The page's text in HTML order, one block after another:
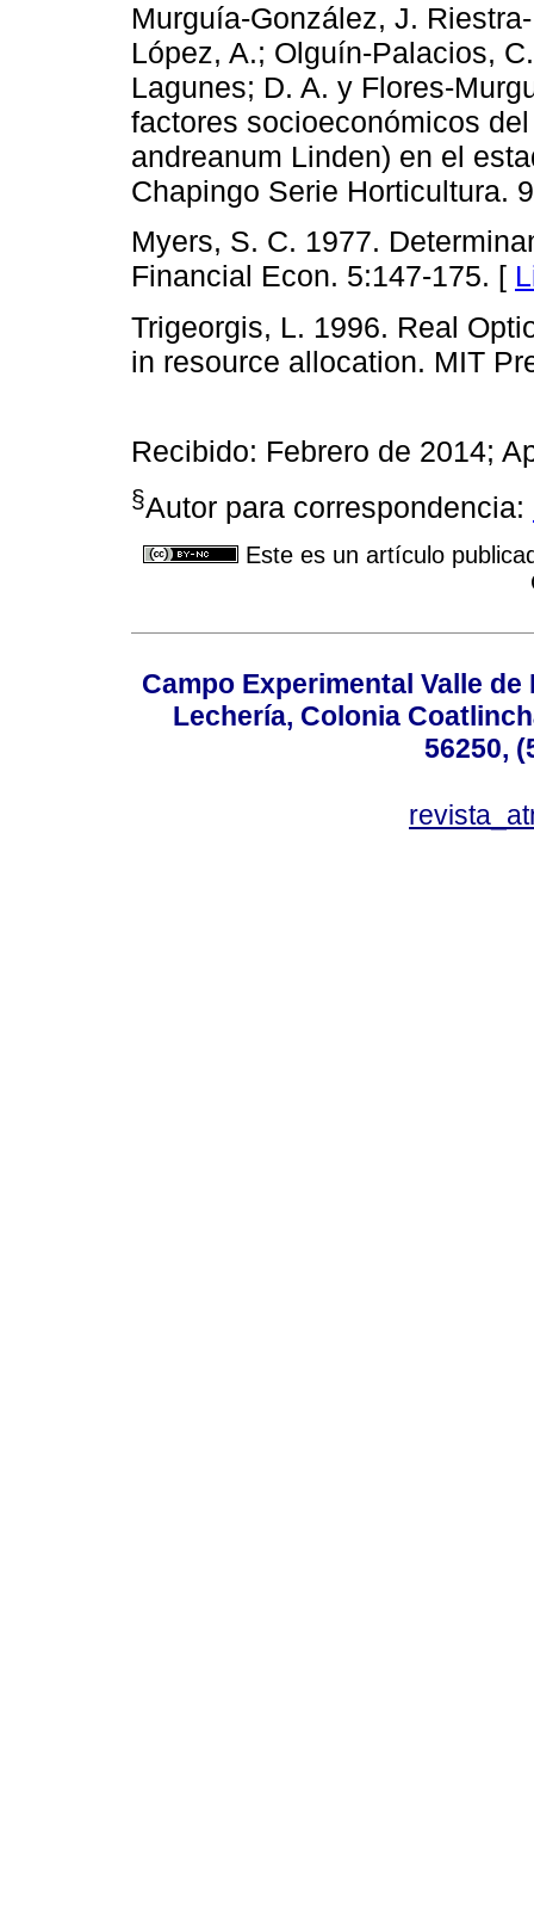
Murguía-González, J.
López, A.; Olguín-Palacios,
Lagunes; D. A. y Flores-
factores socioeconómicos
andreanum Linden) en el
Chapingo Serie Horticultura.
Myers, S. C. 1977.
Financial Econ. 5:147-175. [
Trigeorgis, L. 1996. Real
in resource allocation. MIT
Recibido: Febrero de 2014;
§Autor para correspondencia:
Este es un artículo
Campo Experimental Valle
Lechería, Colonia
56250,